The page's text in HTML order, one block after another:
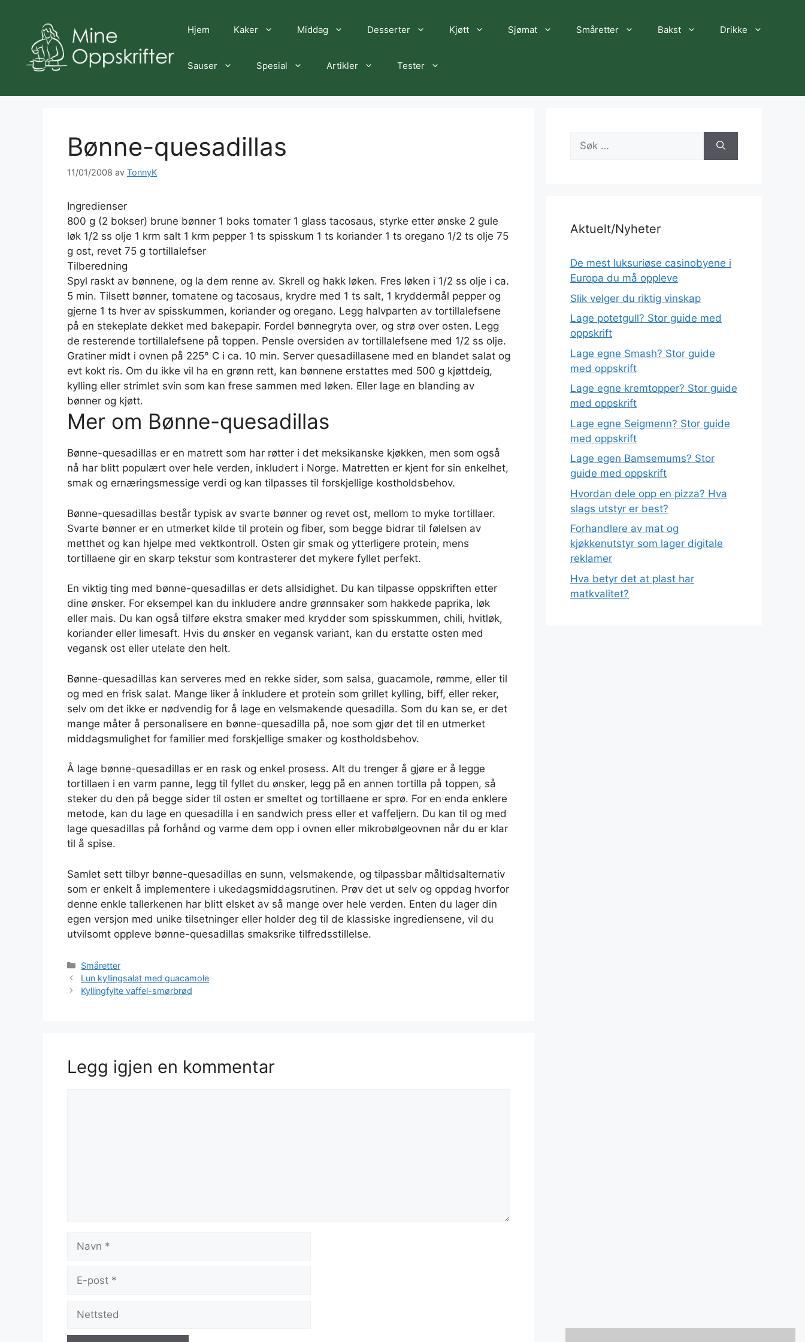
Hjem Kaker Middag Desserter Kjøtt Sjømat Småretter Bakst Drikke
Sauser Spesial Artikler Tester
Bønne-quesadillas
11/01/2008 av TonnyK
Ingredienser
800 g (2 bokser) brune bønner 1 boks tomater 1 glass tacosaus, styrke etter ønske 2 gule
løk 1/2 ss olje 1 krm salt 1 krm pepper 1 ts spisskum 1 ts koriander 1 ts oregano 1/2 ts olje 75
g ost, revet 75 g tortillalefser
Tilberedning
Spyl raskt av bønnene, og la dem renne av. Skrell og hakk løken. Fres løken i 1/2 ss olje i ca.
5 min. Tilsett bønner, tomatene og tacosaus, krydre med 1 ts salt, 1 kryddermål pepper og
gjerne 1 ts hver av spisskummen, koriander og oregano. Legg halvparten av tortillalefsene
på en stekeplate dekket med bakepapir. Fordel bønnegryta over, og strø over osten. Legg
de resterende tortillalefsene på toppen. Pensle oversiden av tortillalefsene med 1/2 ss olje.
Gratiner midt i ovnen på 225° C i ca. 10 min. Server quesadillasene med en blandet salat og
evt kokt ris. Om du ikke vil ha en grønn rett, kan bønnene erstattes med 500 g kjøttdeig,
kylling eller strimlet svin som kan frese sammen med løken. Eller lage en blanding av
bønner og kjøtt.
Mer om Bønne-quesadillas
Bønne-quesadillas er en matrett som har røtter i det meksikanske kjøkken, men som også
nå har blitt populært over hele verden, inkludert i Norge. Matretten er kjent for sin enkelhet,
smak og ernæringsmessige verdi og kan tilpasses til forskjellige kostholdsbehov.
Bønne-quesadillas består typisk av svarte bønner og revet ost, mellom to myke tortillaer.
Svarte bønner er en utmerket kilde til protein og fiber, som begge bidrar til følelsen av
metthet og kan hjelpe med vektkontroll. Osten gir smak og ytterligere protein, mens
tortillaene gir en skarp tekstur som kontrasterer det mykere fyllet perfekt.
En viktig ting med bønne-quesadillas er dets allsidighet. Du kan tilpasse oppskriften etter
dine ønsker. For eksempel kan du inkludere andre grønnsaker som hakkede paprika, løk
eller mais. Du kan også tilføre ekstra smaker med krydder som spisskummen, chili, hvitløk,
koriander eller limesaft. Hvis du ønsker en vegansk variant, kan du erstatte osten med
vegansk ost eller utelate den helt.
Bønne-quesadillas kan serveres med en rekke sider, som salsa, guacamole, rømme, eller til
og med en frisk salat. Mange liker å inkludere et protein som grillet kylling, biff, eller reker,
selv om det ikke er nødvendig for å lage en velsmakende quesadilla. Som du kan se, er det
mange måter å personalisere en bønne-quesadilla på, noe som gjør det til en utmerket
middagsmulighet for familier med forskjellige smaker og kostholdsbehov.
Å lage bønne-quesadillas er en rask og enkel prosess. Alt du trenger å gjøre er å legge
tortillaen i en varm panne, legg til fyllet du ønsker, legg på en annen tortilla på toppen, så
steker du den på begge sider til osten er smeltet og tortillaene er sprø. For en enda enklere
metode, kan du lage en quesadilla i en sandwich press eller et vaffeljern. Du kan til og med
lage quesadillas på forhånd og varme dem opp i ovnen eller mikrobølgeovnen når du er klar
til å spise.
Samlet sett tilbyr bønne-quesadillas en sunn, velsmakende, og tilpassbar måltidsalternativ
som er enkelt å implementere i ukedagsmiddagsrutinen. Prøv det ut selv og oppdag hvorfor
denne enkle tallerkenen har blitt elsket av så mange over hele verden. Enten du lager din
egen versjon med unike tilsetninger eller holder deg til de klassiske ingrediensene, vil du
utvilsomt oppleve bønne-quesadillas smaksrike tilfredsstillelse.
Kategorier
Småretter
Lun kyllingsalat med guacamole
Kyllingfylte vaffel-smørbrød
Legg igjen en kommentar
post
Søk
etter:
Aktuelt/Nyheter
De mest luksuriøse casinobyene i
Europa du må oppleve
Slik velger du riktig vinskap
Lage potetgull? Stor guide med
oppskrift
Lage egne Smash? Stor guide
med oppskrift
Lage egne kremtopper? Stor guide
med oppskrift
Lage egne Seigmenn? Stor guide
med oppskrift
Lage egen Bamsemums? Stor
guide med oppskrift
Hvordan dele opp en pizza? Hva
slags utstyr er best?
Forhandlere av mat og
kjøkkenutstyr som lager digitale
reklamer
Hva betyr det at plast har
matkvalitet?